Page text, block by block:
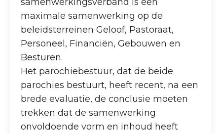
maximale samenwerking op de
beleidsterreinen Geloof, Pastoraat,
Personeel, Financiën, Gebouwen en
Besturen.
Het parochiebestuur, dat de beide
parochies bestuurt, heeft recent, na een
brede evaluatie, de conclusie moeten
trekken dat de samenwerking
onvoldoende vorm en inhoud heeft